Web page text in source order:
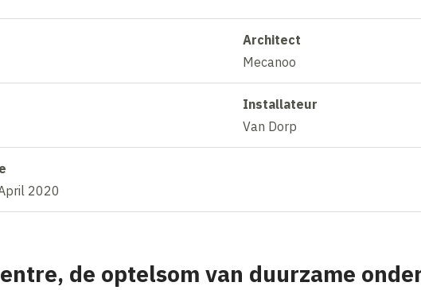
Architect
Mecanoo
Installateur
Van Dorp
2020
de optelsom van duurzame